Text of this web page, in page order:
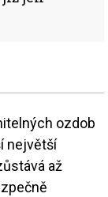
ozdob
největší
až